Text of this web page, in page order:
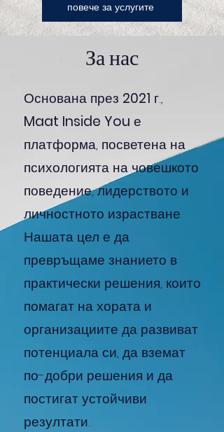
повече за услугите
За нас
Основана през 2021 г.,
Maat Inside You е
платформа, посветена на
психологията на човешкото
поведение, лидерството и
личностното израстване.
Нашата цел е да
превръщаме знанието в
практически решения, които
помагат на хората и
организациите да развиват
потенциала си, да вземат
по-добри решения и да
постигат устойчиви
резултати.